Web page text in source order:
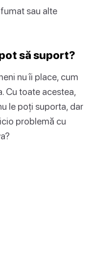
sau alte
să suport?
nu îi place, cum
Cu toate acestea,
le poți suporta, dar
problemă cu